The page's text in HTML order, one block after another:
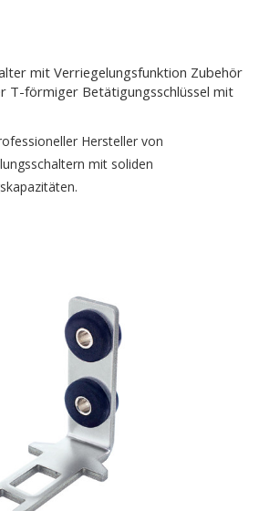
mit Verriegelungsfunktion Zubehör
T-förmiger Betätigungsschlüssel mit
Hersteller von
mit soliden